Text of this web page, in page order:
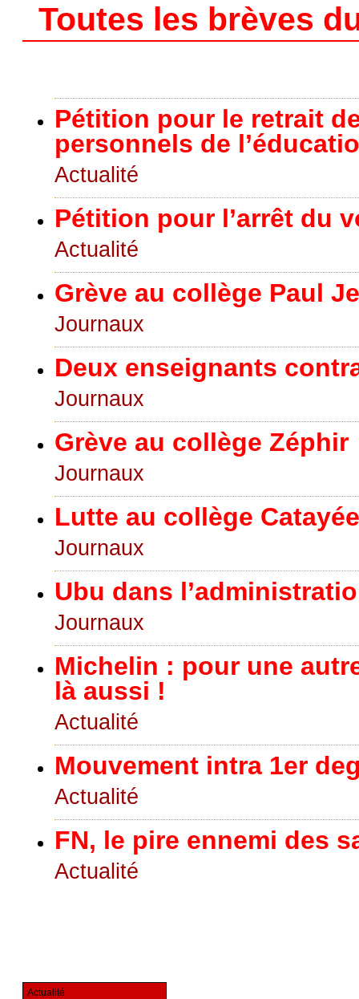
Toutes les brèves
Pétition pour le retrait
personnels de
Actualité
Pétition pour l’arrêt du
Actualité
Grève au collège Paul
Journaux
Deux enseignants
Journaux
Grève au collège Zéphir
Journaux
Lutte au collège Catayée
Journaux
Ubu dans
Journaux
Michelin : pour une
là aussi !
Actualité
Mouvement intra 1er
Actualité
FN, le pire ennemi des
Actualité
Actualité